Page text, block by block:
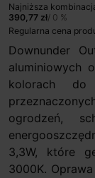
Najniższa
390,77 zł/ 0 %
Regularna cena
Downunder
aluminiowych
kolorach do
ogrodzeń,
3,3W, które
3000K.